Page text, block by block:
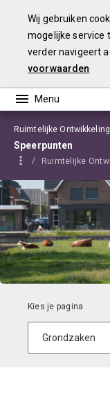
Ruimtelijke Ontwikkeling
Speerpunten
Ruimtelijke
Wij gebruiken
mogelijke service
verder navigeert
voorwaarden